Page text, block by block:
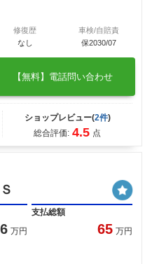
修復歴
なし
車検/自賠責
保2030/07
【無料】電話問い合わせ
ショップレビュー(2件)
総合評価: 4.5 点
万円
支払総額
65 万円